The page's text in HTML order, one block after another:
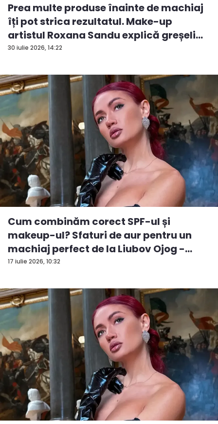
30 iulie 2026, 14:22
Prea multe produse înainte de machiaj
îți pot strica rezultatul. Make-up
artistul Roxana Sandu explică greșeli...
17 iulie 2026, 10:32
Cum combinăm corect SPF-ul și
makeup-ul? Sfaturi de aur pentru un
machiaj perfect de la Liubov Ojog -
VID...